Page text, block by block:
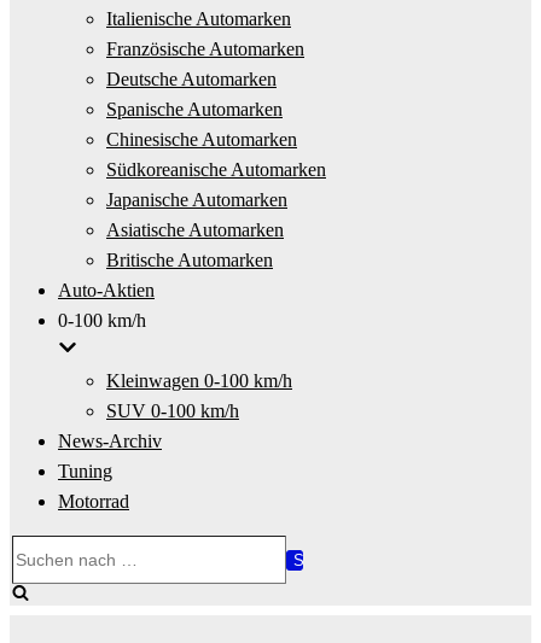
Italienische Automarken
Französische Automarken
Deutsche Automarken
Spanische Automarken
Chinesische Automarken
Südkoreanische Automarken
Japanische Automarken
Asiatische Automarken
Britische Automarken
Auto-Aktien
0-100 km/h
Kleinwagen 0-100 km/h
SUV 0-100 km/h
News-Archiv
Tuning
Motorrad
nach …